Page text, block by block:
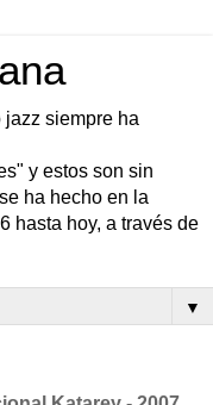
siempre ha
y estos son sin
ha hecho en la
hasta hoy, a través de
▼